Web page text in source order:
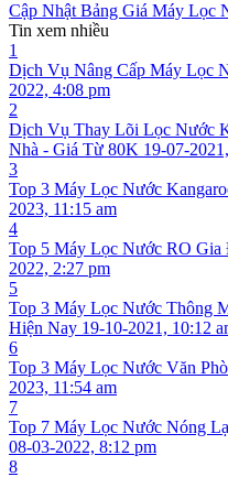
Cập Nhật Bảng Giá Máy Lọc
Tin xem nhiều
1
Dịch Vụ Nâng Cấp Máy Lọc
2022, 4:08 pm
2
Dịch Vụ Thay Lõi Lọc Nước
Nhà - Giá Từ 80K 19-07-
3
Top 3 Máy Lọc Nước
2023, 11:15 am
4
Top 5 Máy Lọc Nước RO
2022, 2:27 pm
5
Top 3 Máy Lọc Nước Thông
Hiện Nay 19-10-2021, 10:12
6
Top 3 Máy Lọc Nước Văn
2023, 11:54 am
7
Top 7 Máy Lọc Nước Nóng
08-03-2022, 8:12 pm
8